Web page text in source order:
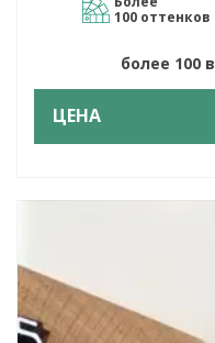
100 оттенков
более 100
ЦЕНА